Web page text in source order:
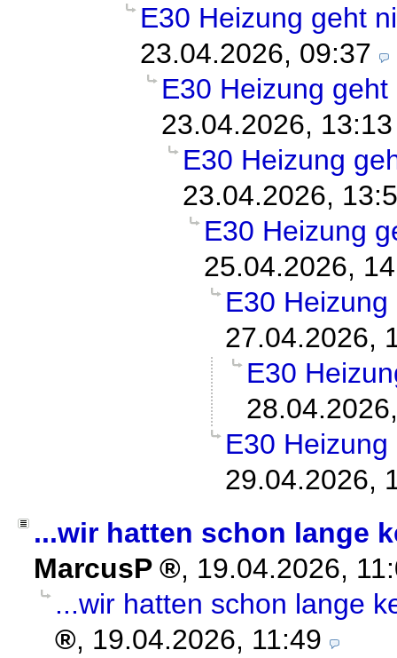
E30 Heizung geht
23.04.2026, 09:37
E30 Heizung geht
23.04.2026, 13:13
E30 Heizung
23.04.2026,
E30 Heizung
25.04.2026,
E30
27.04.2026,
E30
E30
29.04.2026,
...wir hatten schon lange
MarcusP
, 19.04.2026,
...wir hatten schon lange
, 19.04.2026, 11:49